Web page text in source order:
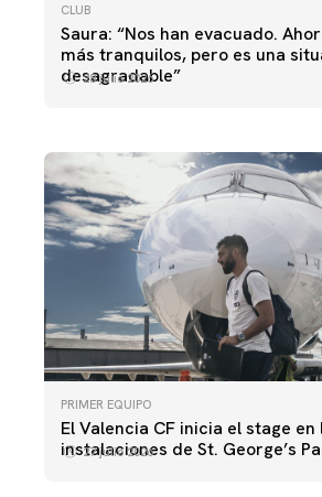
CLUB
Saura: “Nos han evacuado.
más tranquilos, pero es una
desagradable”
28 julio 2026
PRIMER EQUIPO
FOTOS | ACTIVACIÓN ST.
07-26
PRIMER EQUIPO
El Valencia CF inicia el stage en
instalaciones de St. George’s
27 julio 2026